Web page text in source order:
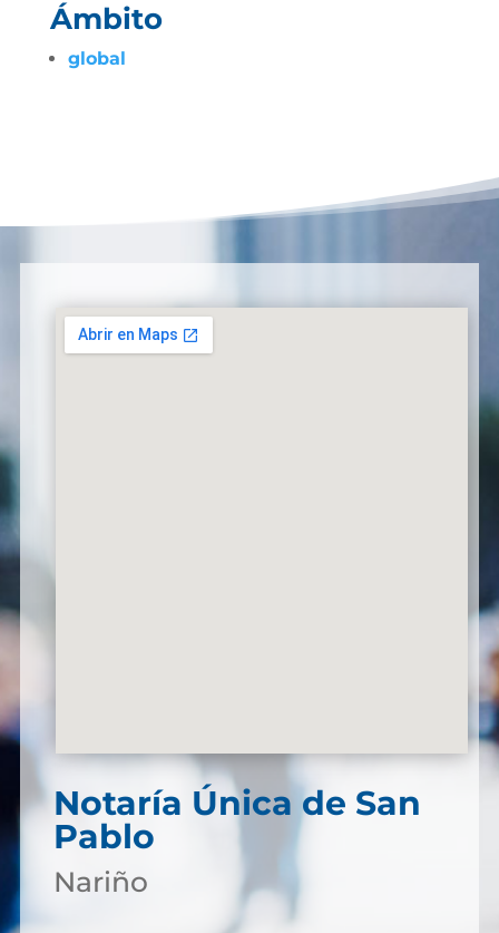
Ámbito
global
Notaría Única de San
Pablo
Nariño